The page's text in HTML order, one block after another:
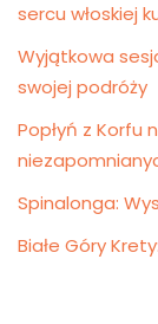
sercu włoskiej
Wyjątkowa
swojej podróży
Popłyń z Korfu
Spinalonga:
Białe Góry